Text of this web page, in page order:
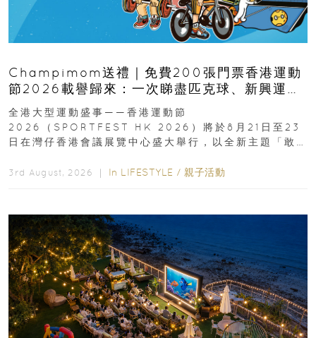
Champimom送禮｜免費200張門票香港運動
節2026載譽歸來：一次睇盡匹克球、新興運
動、街舞比賽＋逾百運動品牌展覽
全港大型運動盛事——香港運動節
2026（SPORTFEST HK 2026）將於8月21日至23
日在灣仔香港會議展覽中心盛大舉行，以全新主題「敢
3rd August, 2026 ｜ In LIFESTYLE / 親子活動